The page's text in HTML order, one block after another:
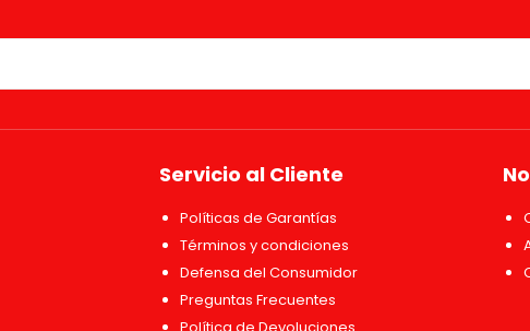
Servicio al Cliente
Políticas de Garantías
Términos y condiciones
Defensa del Consumidor
Preguntas Frecuentes